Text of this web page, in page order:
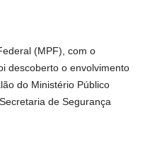
(MPF), com o
descoberto o envolvimento
do Ministério Público
de Segurança